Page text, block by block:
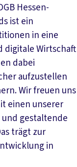
Hessen-
ist ein
in eine
digitale Wirtschaft
dabei
aufzustellen
Wir freuen uns
einen unserer
gestaltende
trägt zur
in